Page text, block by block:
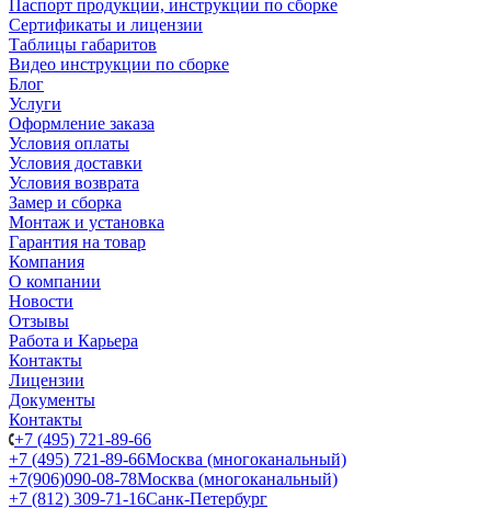
Паспорт продукции, инструкции по сборке
Сертификаты и лицензии
Таблицы габаритов
Видео инструкции по сборке
Блог
Услуги
Оформление заказа
Условия оплаты
Условия доставки
Условия возврата
Замер и сборка
Монтаж и установка
Гарантия на товар
Компания
О компании
Новости
Отзывы
Работа и Карьера
Контакты
Лицензии
Документы
Контакты
+7 (495) 721-89-66
+7 (495) 721-89-66Москва (многоканальный)
+7(906)090-08-78Москва (многоканальный)
+7 (812) 309-71-16Санк-Петербург